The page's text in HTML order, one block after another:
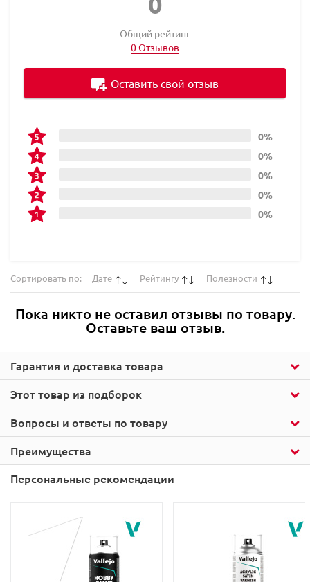
Этот товар из подборок
Гарантия и доставка товара
Общий рейтинг
0 Отзывов
0%
0%
0%
0%
0%
Оставить свой отзыв
Сортировать по: Дате Рейтингу Полезности
Пока никто не оставил отзывы по товару.
Оставьте ваш отзыв.
Вопросы и ответы по товару
Преимущества
Персональные рекомендации